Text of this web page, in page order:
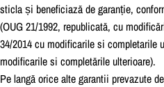
sticla si beneficiazade garantie,
(OUG 21/1992, republicata, cu modifica
34/2014 cu modificarile si completarile
modificarile si completarile ulterioare).
Pe langaorice alte garantii prevazute